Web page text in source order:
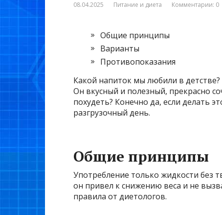
08.04.2025 Питание и диета Комментарии: 0
Общие принципы
Варианты
Противопоказания
Какой напиток мы любили в
Он вкусный и полезный, прекрасно
похудеть? Конечно да, если делать
разгрузочный день.
Общие принципы
Употребление только жидкости без
он привел к снижению веса и не
правила от диетологов.